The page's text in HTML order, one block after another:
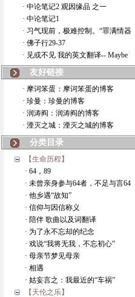
· 中论笔记2 观因缘品 之一
· 中论笔记1
· 习气现前，极难控制。“罪满情器
· 佛子行29-37
· 见或不见 我的英文翻译-- Maybe
友好链接
· 摩诃笨蛋：摩诃笨蛋的博客
· 珍曼：珍曼的博客
· 润涛阎：润涛阎的博客
· 湮灭之城：湮灭之城的博客
分类目录
【生命历程】
· 64，89
· 未曾亲身参与64者，不足与言64
· 他乡遇“故知”
· 信仰与因信称义
· 陪伴 歌曲以及词翻译
· 为了永不忘却的纪念
· 戏说“我将无我，不忘初心”
· 母亲节梦见母亲
· 相遇
· 姑妄言之：我最近的“车祸”
【天伦之乐】